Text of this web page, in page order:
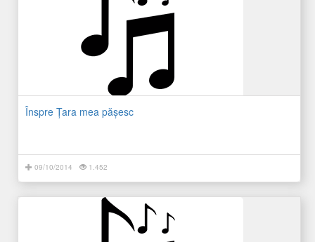
Înspre Ţara mea păşesc
09/10/2014 1.452